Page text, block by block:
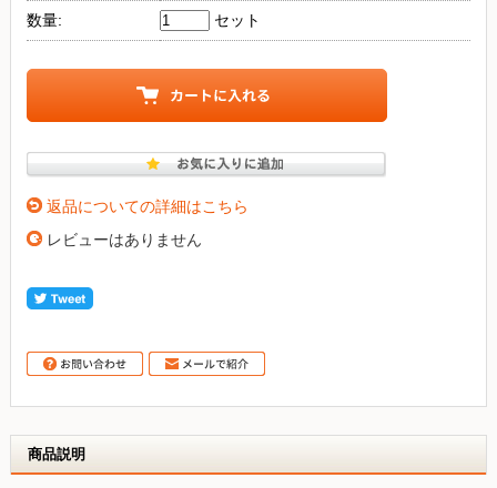
数量: セット
返品についての詳細はこちら
レビューはありません
商品説明